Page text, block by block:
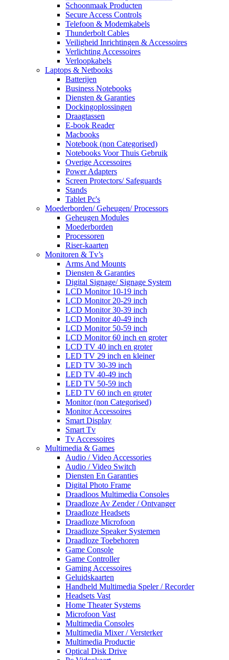
Schoonmaak Producten
Secure Access Controls
Telefoon & Modemkabels
Thunderbolt Cables
Veiligheid Inrichtingen & Accessoires
Verlichting Accessoires
Verloopkabels
Laptops & Netbooks
Batterijen
Business Notebooks
Diensten & Garanties
Dockingoplossingen
Draagtassen
E-book Reader
Macbooks
Notebook (non Categorised)
Notebooks Voor Thuis Gebruik
Overige Accessoires
Power Adapters
Screen Protectors/ Safeguards
Stands
Tablet Pc's
Moederborden/ Geheugen/ Processors
Geheugen Modules
Moederborden
Processoren
Riser-kaarten
Monitoren & Tv’s
Arms And Mounts
Diensten & Garanties
Digital Signage/ Signage System
LCD Monitor 10-19 inch
LCD Monitor 20-29 inch
LCD Monitor 30-39 inch
LCD Monitor 40-49 inch
LCD Monitor 50-59 inch
LCD Monitor 60 inch en groter
LCD TV 40 inch en groter
LED TV 29 inch en kleiner
LED TV 30-39 inch
LED TV 40-49 inch
LED TV 50-59 inch
LED TV 60 inch en groter
Monitor (non Categorised)
Monitor Accessoires
Smart Display
Smart Tv
Tv Accessoires
Multimedia & Games
Audio / Video Accessories
Audio / Video Switch
Diensten En Garanties
Digital Photo Frame
Draadloos Multimedia Consoles
Draadloze Av Zender / Ontvanger
Draadloze Headsets
Draadloze Microfoon
Draadloze Speaker Systemen
Draadloze Toebehoren
Game Console
Game Controller
Gaming Accessoires
Geluidskaarten
Handheld Multimedia Speler / Recorder
Headsets Vast
Home Theater Systems
Microfoon Vast
Multimedia Consoles
Multimedia Mixer / Versterker
Multimedia Productie
Optical Disk Drive